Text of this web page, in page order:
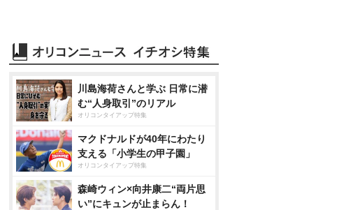
川島海荷さんと学ぶ 日常に潜
む“人身取引”のリアル
オリコンタイアップ特集
マクドナルドが40年にわたり
支える「小学生の甲子園」
オリコンタイアップ特集
森崎ウィン×向井康二“両片思
い”にキュンが止まらん！